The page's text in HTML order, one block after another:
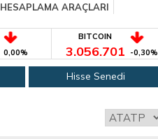
HESAPLAMA ARAÇLARI
0,00%
BITCOIN
3.056.701 -0,30%
Hisse Senedi